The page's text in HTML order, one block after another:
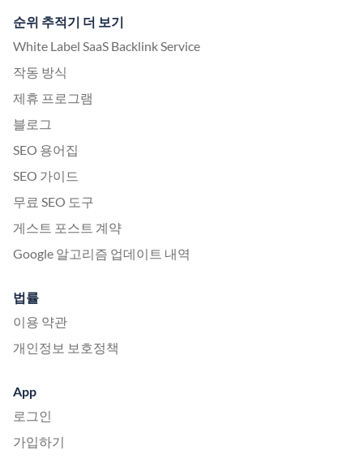
순위 추적기 더 보기
White Label SaaS Backlink Service
작동 방식
제휴 프로그램
블로그
SEO 용어집
SEO 가이드
무료 SEO 도구
게스트 포스트 계약
Google 알고리즘 업데이트 내역
법률
이용 약관
개인정보 보호정책
App
로그인
가입하기